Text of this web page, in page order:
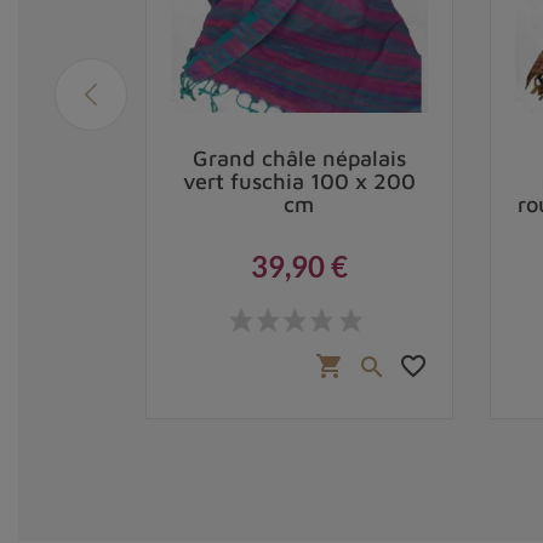
Grand châle népalais
vert fuschia 100 x 200
cm
39,90 €
shopping_cart  favorite_border